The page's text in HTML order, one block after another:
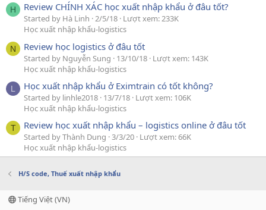
H Review CHÍNH XÁC học xuất nhập khẩu ở đâu tốt?
Started by Hà Linh 2/5/18 Lượt xem: 233K
Học xuất nhập khẩu-logistics
N Review học logistics ở đâu tốt
Started by Nguyễn Sung 13/10/18 Lượt xem: 143K
Học xuất nhập khẩu-logistics
L Học xuất nhập khẩu ở Eximtrain có tốt không?
Started by linhle2018 13/7/18 Lượt xem: 106K
Học xuất nhập khẩu-logistics
T Review học xuất nhập khẩu – logistics online ở đâu tốt
Started by Thành Dung 3/3/20 Lượt xem: 66K
Học xuất nhập khẩu-logistics
H/S code, Thuế xuất nhập khẩu
Tiếng Việt (VN)